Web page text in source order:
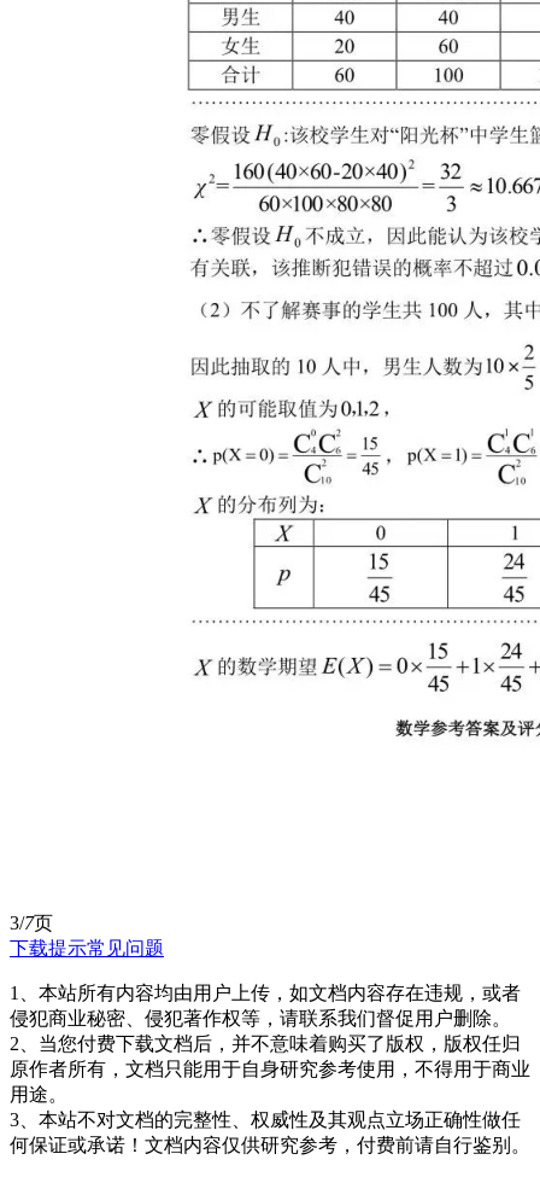
3/7页
下载提示常见问题
1、本站所有内容均由用户上传，如文档内容存在违规，或者
侵犯商业秘密、侵犯著作权等，请联系我们督促用户删除。
2、当您付费下载文档后，并不意味着购买了版权，版权任归
原作者所有，文档只能用于自身研究参考使用，不得用于商业
用途。
3、本站不对文档的完整性、权威性及其观点立场正确性做任
何保证或承诺！文档内容仅供研究参考，付费前请自行鉴别。